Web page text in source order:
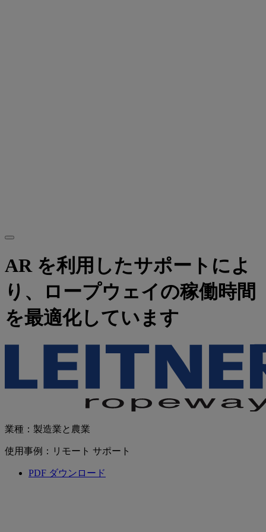
AR を利用したサポートによ
り、ロープウェイの稼働時間
を最適化しています
業種：製造業と農業
使用事例：リモート サポート
PDF ダウンロード